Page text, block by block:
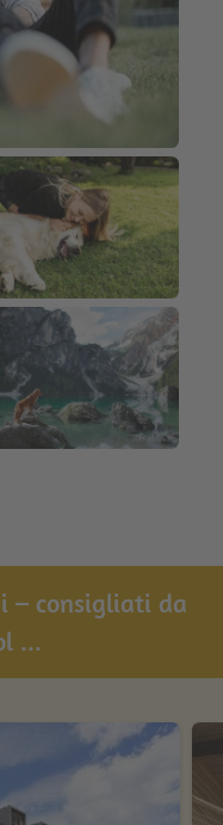
– consigliati da
...